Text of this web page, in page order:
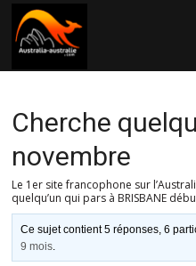
Cherche
novembre
Le 1er site francophone sur
quelqu’un qui pars à BRISBANE
Ce sujet contient 5 réponses, 6
9 mois.